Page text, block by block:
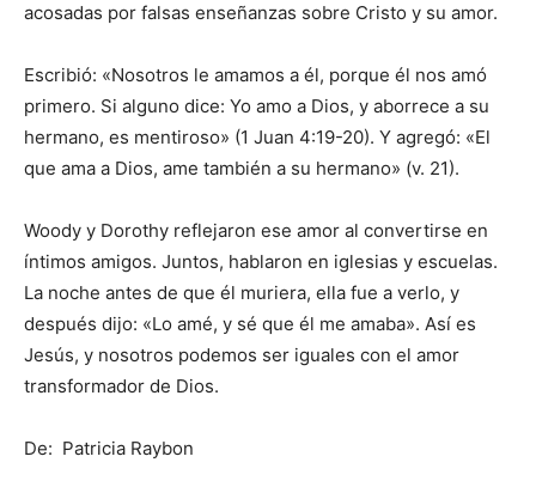
acosadas por falsas enseñanzas sobre Cristo y su amor.
Escribió: «Nosotros le amamos a él, porque él nos amó
primero. Si alguno dice: Yo amo a Dios, y aborrece a su
hermano, es mentiroso» (1 Juan 4:19-20). Y agregó: «El
que ama a Dios, ame también a su hermano» (v. 21).
Woody y Dorothy reflejaron ese amor al convertirse en
íntimos amigos. Juntos, hablaron en iglesias y escuelas.
La noche antes de que él muriera, ella fue a verlo, y
después dijo: «Lo amé, y sé que él me amaba». Así es
Jesús, y nosotros podemos ser iguales con el amor
transformador de Dios.
De: Patricia Raybon